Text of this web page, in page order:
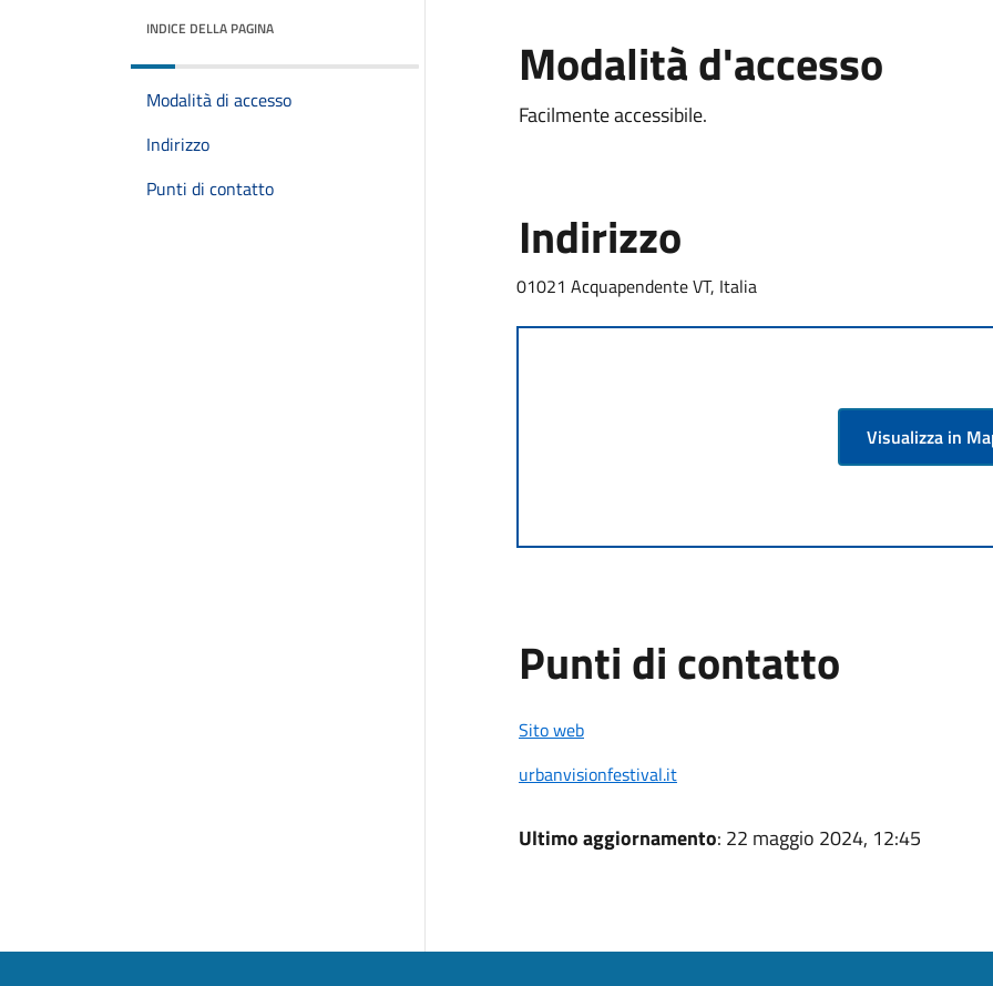
INDICE DELLA PAGINA
Modalità di accesso
Indirizzo
Punti di contatto
Modalità d'accesso
Facilmente accessibile.
Indirizzo
01021 Acquapendente VT, Italia
Visualizza in
Punti di contatto
Sito web
urbanvisionfestival.it
Ultimo aggiornamento: 22 maggio 2024, 12:45